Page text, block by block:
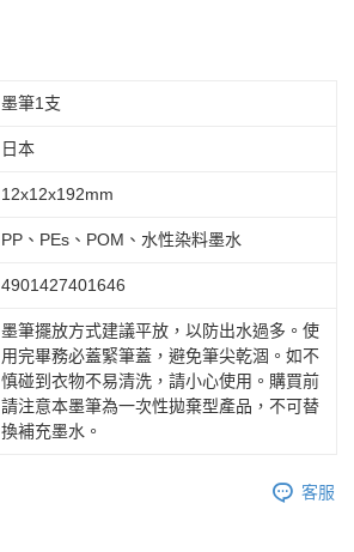
墨筆1支
日本
12x12x192mm
PP、PEs、POM、水性染料墨水
4901427401646
墨筆擺放方式建議平放，以防出水過多。使
用完畢務必蓋緊筆蓋，避免筆尖乾涸。如不
慎碰到衣物不易清洗，請小心使用。購買前
請注意本墨筆為一次性拋棄型產品，不可替
換補充墨水。
客服